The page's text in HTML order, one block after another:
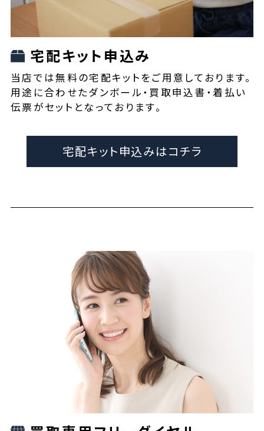
宅配キット申込み
当店では無料の宅配キットをご用意しております。
用途に合わせたダンボール・買取申込書・着払い
伝票がセットとなっております。
宅配キット申込みはコチラ